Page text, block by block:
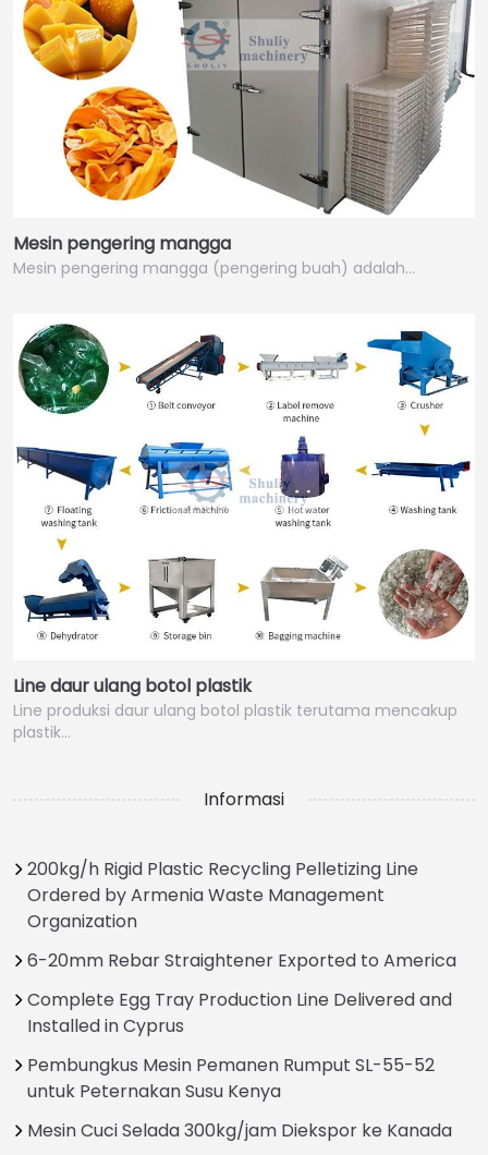
Mesin pengering mangga
Mesin pengering mangga (pengering buah) adalah…
Line daur ulang botol plastik
Line produksi daur ulang botol plastik terutama mencakup
plastik…
Informasi
200kg/h Rigid Plastic Recycling Pelletizing Line
Ordered by Armenia Waste Management
Organization
6-20mm Rebar Straightener Exported to America
Complete Egg Tray Production Line Delivered and
Installed in Cyprus
Pembungkus Mesin Pemanen Rumput SL-55-52
untuk Peternakan Susu Kenya
Mesin Cuci Selada 300kg/jam Diekspor ke Kanada